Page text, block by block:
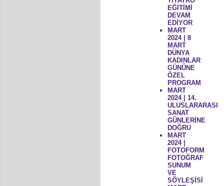
EĞİTİMİ
DEVAM
EDİYOR
MART
2024 | 8
MART
DÜNYA
KADINLAR
GÜNÜNE
ÖZEL
PROGRAM
MART
2024 | 14.
ULUSLARARASI
SANAT
GÜNLERİNE
DOĞRU
MART
2024 |
FOTOFORM
FOTOĞRAF
SUNUM
VE
SÖYLEŞİSİ